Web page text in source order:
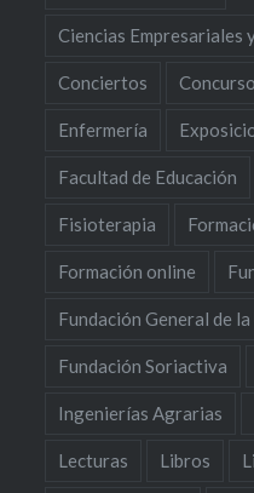
Ciencias Empresariales
Conciertos
Enfermería
Facultad de Educación
Fisioterapia
Formación online
Fundación General de
Fundación Soriactiva
Ingenierías Agrarias
Lecturas Libros